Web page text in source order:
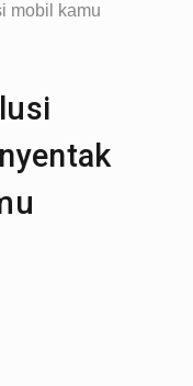
mobil kamu